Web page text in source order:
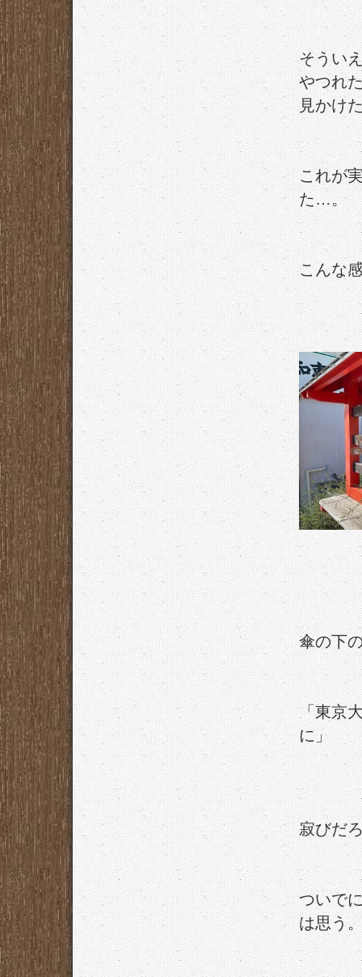
そうい
やつれ
見かけ
これが
た…。
こんな
傘の下
「東京
に」
寂びだ
ついで
は思う